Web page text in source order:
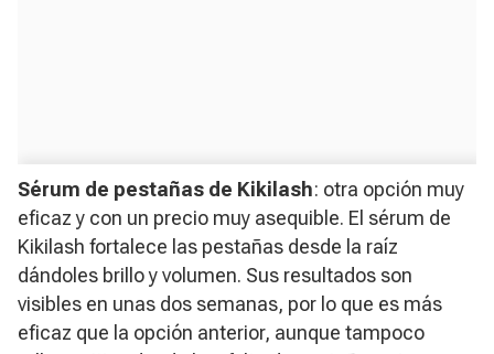
Sérum de pestañas de Kikilash: otra opción muy
eficaz y con un precio muy asequible. El sérum de
Kikilash fortalece las pestañas desde la raíz
dándoles brillo y volumen. Sus resultados son
visibles en unas dos semanas, por lo que es más
eficaz que la opción anterior, aunque tampoco